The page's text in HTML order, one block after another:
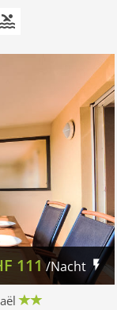
111/Nacht